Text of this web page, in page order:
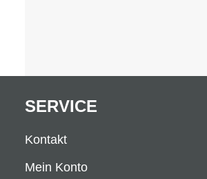
SERVICE
Kontakt
Mein Konto